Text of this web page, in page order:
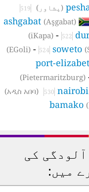
(پشاور) 519
ashgabat(Aşgabat)
(iKapa) -522
(EGoli) -524 soweto
port-
(Pietermaritzburg)
(አዲስ አበባ) 530
bamako
کی
میں: